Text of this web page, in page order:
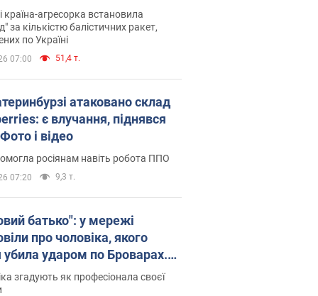
країна-агресорка встановила
за кількістю балістичних ракет,
по Україні
07:00 51,4 т.
атаковано склад
є влучання, піднявся
і відео
росіянам навіть робота ППО
07:20 9,3 т.
батько": у мережі
про чоловіка, якого
убила ударом по Броварах.
згадують як професіонала своєї